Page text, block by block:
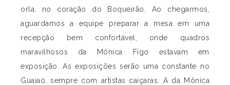
orla, no coração do Boqueirão. Ao chegarmos,
aguardamos a equipe preparar a mesa em uma
recepção bem confortável, onde quadros
maravilhosos da Mônica Figo estavam em
exposição. As exposições serão uma constante no
Guaiaó, sempre com artistas caiçaras. A da Mônica